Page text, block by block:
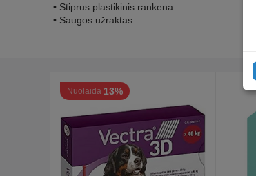
• Stiprus plastikinis rankena
• Saugos užraktas
Nuolaida 13%